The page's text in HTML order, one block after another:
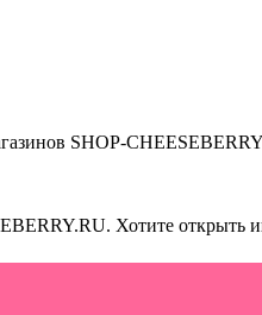
SHOP-
Хотите открыть